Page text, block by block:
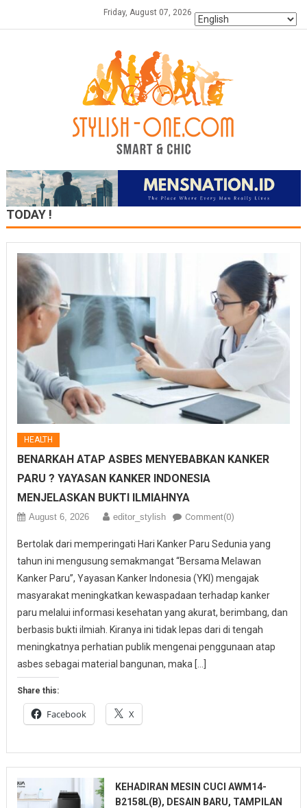
Friday, August 07, 2026
TODAY !
HEALTH
BENARKAH ATAP ASBES MENYEBABKAN KANKER
PARU ? YAYASAN KANKER INDONESIA
MENJELASKAN BUKTI ILMIAHNYA
August 6, 2026 editor_stylish Comment(0)
Bertolak dari memperingati Hari Kanker Paru Sedunia yang
tahun ini mengusung semakmangat “Bersama Melawan
Kanker Paru”, Yayasan Kanker Indonesia (YKI) mengajak
masyarakat meningkatkan kewaspadaan terhadap kanker
paru melalui informasi kesehatan yang akurat, berimbang, dan
berbasis bukti ilmiah. Kiranya ini tidak lepas dari di tengah
meningkatnya perhatian publik mengenai penggunaan atap
asbes sebagai material bangunan, maka […]
Share this:
Facebook X
KEHADIRAN MESIN CUCI AWM14-
B2158L(B), DESAIN BARU, TAMPILAN